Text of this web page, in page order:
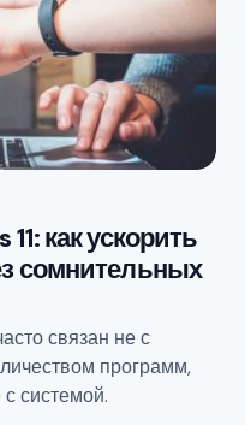
как ускорить
сомнительных
связан не с
программ,
системой.